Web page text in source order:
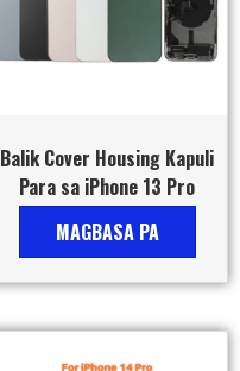
Balik Cover Housing Kapuli
Para sa iPhone 13 Pro
MAGBASA PA